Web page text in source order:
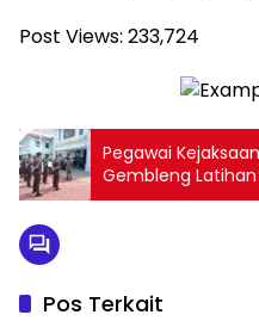
Post Views: 233,724
Pegawai
Gembleng Latihan
Babinsa
Pos Terkait